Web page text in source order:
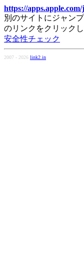
https://
別のサイトにジャン
のリンクをクリックし
安全性チェック
2007 - 2026 link2.in